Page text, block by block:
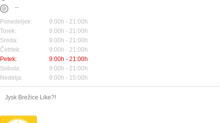
--
Ponedeljek:
9:00h - 21:00h
Torek:
9:00h - 21:00h
Sreda:
9:00h - 21:00h
Četrtek:
9:00h - 21:00h
Petek:
9:00h - 21:00h
Sobota:
9:00h - 21:00h
Nedelja:
9:00h - 15:00h
Jysk Brežice Like?!